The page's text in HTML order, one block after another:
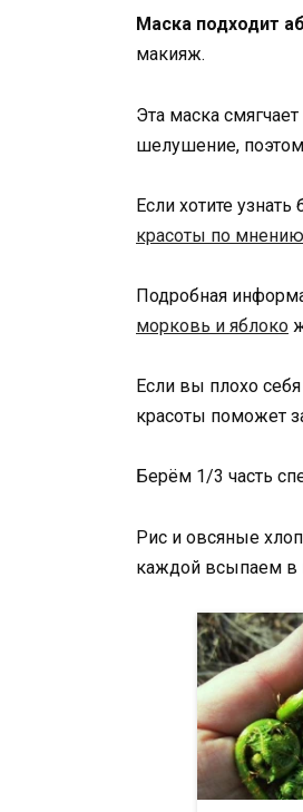
Маска подходит
макияж.
Эта маска
шелушение,
Если хотите
красоты по
Подробная
морковь и яблоко
Если вы плохо себя
красоты поможет
Берём 1/3 часть
Рис и овсяные
каждой всыпаем в